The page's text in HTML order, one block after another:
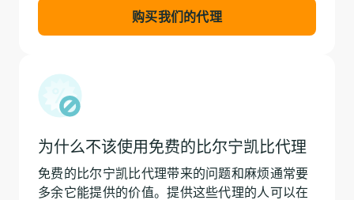
购买我们的代理
为什么不该使用免费的比尔宁凯比代理
免费的比尔宁凯比代理带来的问题和麻烦通常要
多余它能提供的价值。提供这些代理的人可以在